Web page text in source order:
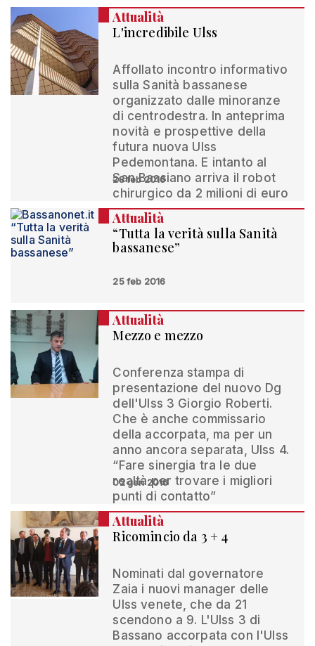
Attualità
L'incredibile Ulss
Affollato incontro informativo
sulla Sanità bassanese
organizzato dalle minoranze
di centrodestra. In anteprima
novità e prospettive della
futura nuova Ulss
Pedemontana. E intanto al
San Bassiano arriva il robot
chirurgico da 2 milioni di euro
28 feb 2016
Attualità
“Tutta la verità sulla Sanità
bassanese”
25 feb 2016
Attualità
Mezzo e mezzo
Conferenza stampa di
presentazione del nuovo Dg
dell'Ulss 3 Giorgio Roberti.
Che è anche commissario
della accorpata, ma per un
anno ancora separata, Ulss 4.
“Fare sinergia tra le due
realtà per trovare i migliori
punti di contatto”
02 gen 2016
Attualità
Ricomincio da 3 + 4
Nominati dal governatore
Zaia i nuovi manager delle
Ulss venete, che da 21
scendono a 9. L'Ulss 3 di
Bassano accorpata con l'Ulss